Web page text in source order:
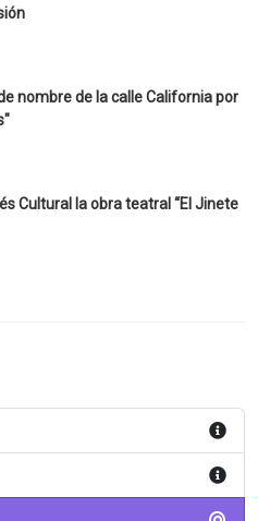
nombre de la calle California por
Cultural la obra teatral “El Jinete